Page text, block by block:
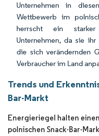
Unternehmen in
Wettbewerb im
herrscht ein
Unternehmen, da sie
die sich verändernden
Verbraucher im Land
Trends und
Bar-Markt
Energieriegel halten
polnischen Snack-Bar-